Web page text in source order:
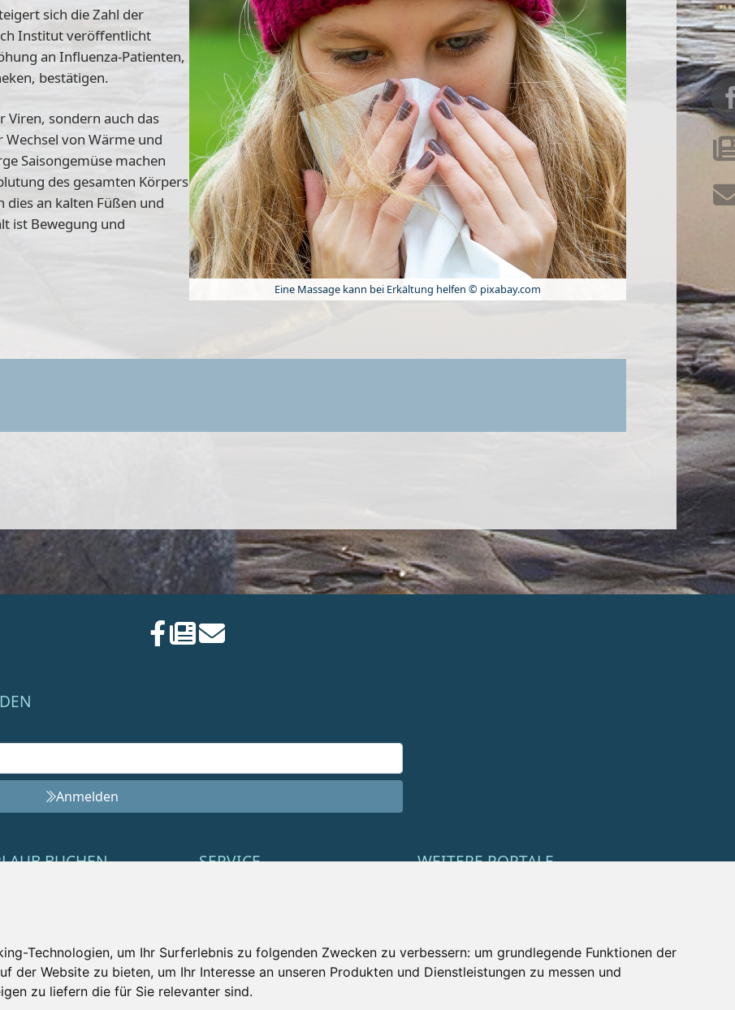
Technologien, um Ihr Surferlebnis zu folgenden Zwecken zu verbessern: um grundlegende Funktionen der
der Website zu bieten, um Ihr Interesse an unseren Produkten und Dienstleistungen zu messen und
zu liefern die für Sie relevanter sind.
sich die Zahl der
Institut veröffentlicht
an Influenza-Patienten,
bestätigen.
Viren, sondern auch das
Wechsel von Wärme und
Saisongemüse machen
des gesamten Körpers
an kalten Füßen und
ist Bewegung und
Eine Massage kann bei Erkältung helfen © pixabay.com
Anmelden
BUCHEN SERVICE
Nutzungsbedingungen
Kontakt
WEITERE PORTALE
Alpen-Guide.de